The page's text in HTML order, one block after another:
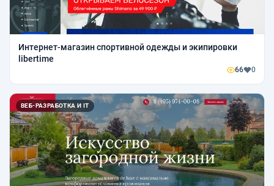
Интернет-магазин спортивной одежды и экипировки
libertime
66 0
ВЕБ-РАЗРАБОТКА И IT